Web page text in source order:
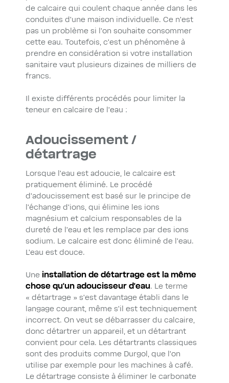
de calcaire qui coulent chaque année dans les
conduites d’une maison individuelle. Ce n’est
pas un problème si l’on souhaite consommer
cette eau. Toutefois, c’est un phénomène à
prendre en considération si votre installation
sanitaire vaut plusieurs dizaines de milliers de
francs.
Il existe différents procédés pour limiter la
teneur en calcaire de l’eau :
Adoucissement /
détartrage
Lorsque l’eau est adoucie, le calcaire est
pratiquement éliminé. Le procédé
d’adoucissement est basé sur le principe de
l’échange d’ions, qui élimine les ions
magnésium et calcium responsables de la
dureté de l’eau et les remplace par des ions
sodium. Le calcaire est donc éliminé de l’eau.
L’eau est douce.
Une installation de détartrage est la même
chose qu’un adoucisseur d’eau. Le terme
« détartrage » s’est davantage établi dans le
langage courant, même s’il est techniquement
incorrect. On veut se débarrasser du calcaire,
donc détartrer un appareil, et un détartrant
convient pour cela. Les détartrants classiques
sont des produits comme Durgol, que l’on
utilise par exemple pour les machines à café.
Le détartrage consiste à éliminer le carbonate